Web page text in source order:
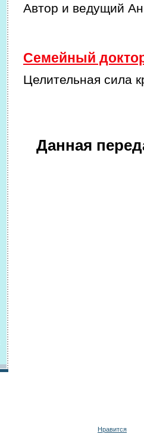
Автор и ведущий
Семейный
Целительная сила
Данная
Нравится